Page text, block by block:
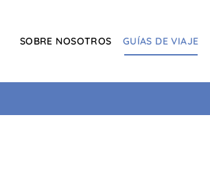
SOBRE NOSOTROS GUÍAS DE VIAJE